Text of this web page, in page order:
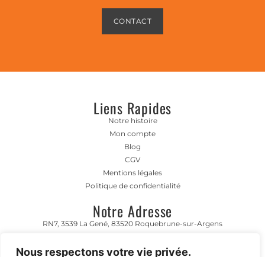
Nous respectons votre vie privée.
CONTACT
Liens Rapides
Notre histoire
Mon compte
Blog
CGV
Mentions légales
Politique de confidentialité
Notre Adresse
RN7, 3539 La Gené, 83520 Roquebrune-sur-Argens
Horaire D'ouverture